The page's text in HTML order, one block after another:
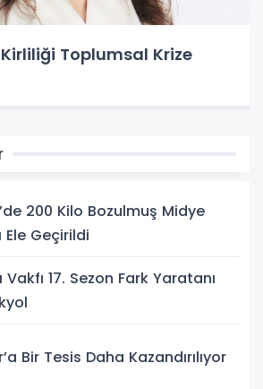
Toplumsal Krize
200 Kilo Bozulmuş Midye
Ele Geçirildi
Vakfı 17. Sezon Fark Yaratanı
Bir Tesis Daha Kazandırılıyor